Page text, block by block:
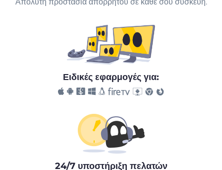
Απόλυτη προστασία απορρήτου σε κάθε σου συσκευή.
Ειδικές εφαρμογές για:
24/7 υποστήριξη πελατών